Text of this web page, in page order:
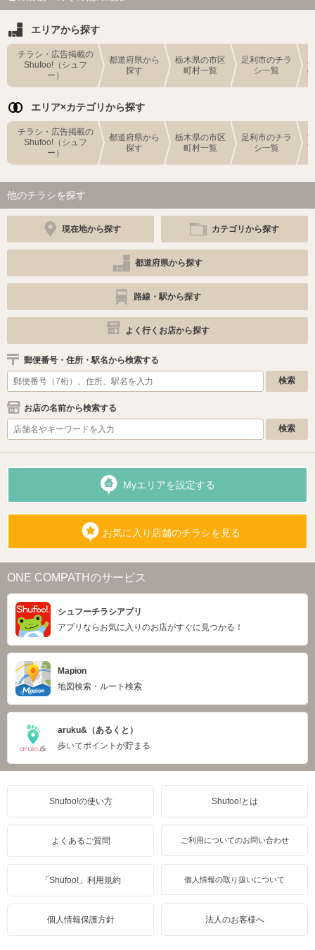
エリアから探す
チラシ・広告掲載の
Shufoo!（シュフ
ー）
都道府県から
探す
栃木県の市区
町村一覧
足利市のチラ
シ一覧
エリア×カテゴリから探す
チラシ・広告掲載の
Shufoo!（シュフ
ー）
都道府県から
探す
栃木県の市区
町村一覧
足利市のチラ
シ一覧
他のチラシを探す
現在地から探す カテゴリから探す
都道府県から探す
路線・駅から探す
よく行くお店から探す
郵便番号・住所・駅名から検索する
お店の名前から検索する
Myエリアを設定する
お気に入り店舗のチラシを見る
ONE COMPATHのサービス
シュフーチラシアプリ
アプリならお気に入りのお店がすぐに見つかる！
Mapion
地図検索・ルート検索
aruku&（あるくと）
歩いてポイントが貯まる
Shufoo!の使い方 Shufoo!とは
よくあるご質問 ご利用についてのお問い合わせ
「Shufoo!」利用規約 個人情報の取り扱いについて
個人情報保護方針 法人のお客様へ